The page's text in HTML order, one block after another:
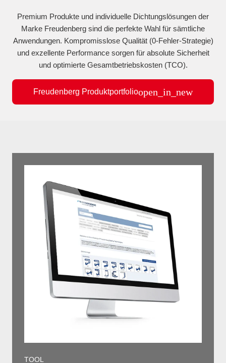
Premium Produkte und individuelle Dichtungslösungen der
Marke Freudenberg sind die perfekte Wahl für sämtliche
Anwendungen. Kompromisslose Qualität (0-Fehler-Strategie)
und exzellente Performance sorgen für absolute Sicherheit
und optimierte Gesamtbetriebskosten (TCO).
Freudenberg Produktportfolioopen_in_new
TOOL